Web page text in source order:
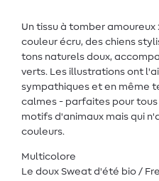
Un tissu à tomber amoureux
couleur écru, des chiens
tons naturels doux,
verts. Les illustrations ont
sympathiques et en même
calmes - parfaites pour tous
motifs d'animaux mais qui
couleurs.
Multicolore
Le doux Sweat d'été bio /